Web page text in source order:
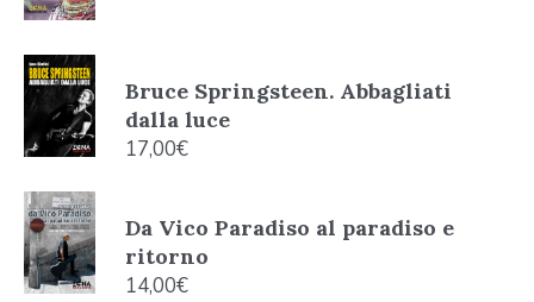
Bruce Springsteen. Abbagliati
dalla luce
17,00€
Da Vico Paradiso al paradiso e
ritorno
14,00€